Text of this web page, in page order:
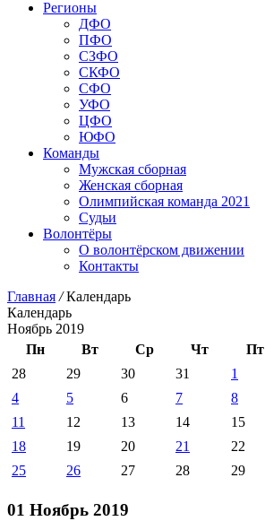
Регионы
ДФО
ПФО
СЗФО
СКФО
СФО
УФО
ЦФО
ЮФО
Команды
Мужская сборная
Женская сборная
Олимпийская команда 2021
Судьи
Волонтёры
О волонтёрском движении
Контакты
Главная /Календарь
Календарь
Ноябрь 2019
Пн
Вт Ср Чт Пт
28
29 30 31 1
4
5 6 7 8
11
12 13 14 15
18
19 20 21 22
25
26 27 28 29
01 Ноябрь 2019